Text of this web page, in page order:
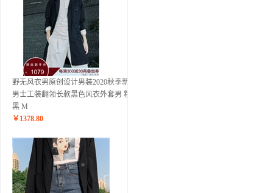
野无风衣男原创设计男装2020秋季新款
男士工装翻领长款黑色风衣外套男 粗粝
黑 M
￥ 1378.80